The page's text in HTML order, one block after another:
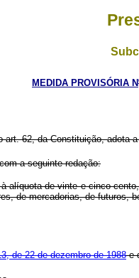
MEDIDA PROVISÓRIA N
art. 62, da Constituição, adota
a seguinte redação:
alíquota de vinte e cinco
de mercadorias, de
de 22 de dezembro de 1988e